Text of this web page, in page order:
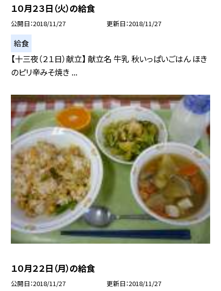
１０月２３日（火）の給食
公開日 2018/11/27 更新日 2018/11/27
給食
【十三夜（２１日）献立】 献立名 牛乳 秋いっぱいごはん ほき
のピリ辛みそ焼き ...
１０月２２日（月）の給食
公開日 2018/11/27 更新日 2018/11/27